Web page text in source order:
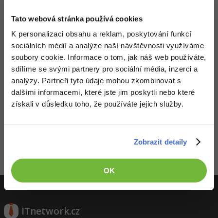
Tato webová stránka používá cookies
K personalizaci obsahu a reklam, poskytování funkcí
sociálních médií a analýze naší návštěvnosti využíváme
soubory cookie. Informace o tom, jak náš web používáte,
sdílíme se svými partnery pro sociální média, inzerci a
analýzy. Partneři tyto údaje mohou zkombinovat s
dalšími informacemi, které jste jim poskytli nebo které
získali v důsledku toho, že používáte jejich služby.
Zobrazit detaily
OK
Copywriter
SEO specialista
Algoritmy -41%
Umělá inteligence (AI) -10%
Pro děti
Testování softwaru
Datová analýza
HTML/CSS
Photoshop
Blog
nejkvalitnější. Proto do nich také mohou přispívat pouze
zaregistruj se, je to zdarma.
Zobrazeno 2 zpráv z 2.
ITnetwork.cz